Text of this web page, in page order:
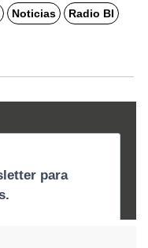
Noticias Radio BI